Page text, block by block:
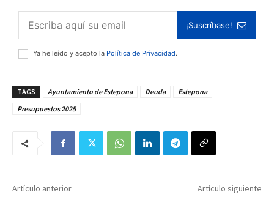
¡Suscríbase!
Ya he leído y acepto la Política de Privacidad.
TAGS Ayuntamiento de Estepona Deuda
Estepona
Presupuestos 2025
Artículo anterior Artículo siguiente